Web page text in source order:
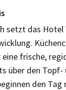
setzt das
frische,
über den Topf-
den